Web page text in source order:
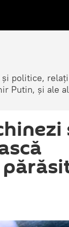
politice,
Putin, și ale